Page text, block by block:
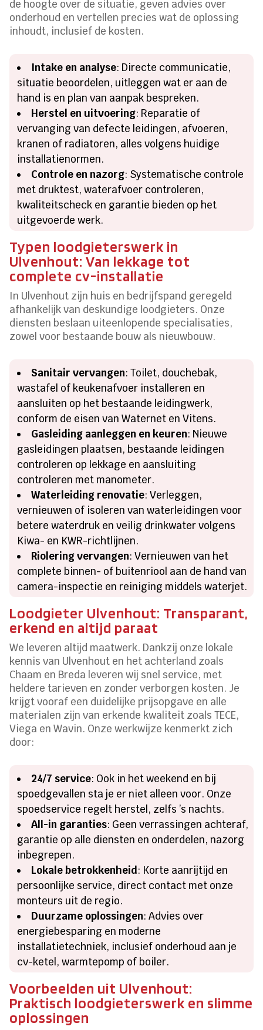
de hoogte over de situatie, geven advies over
onderhoud en vertellen precies wat de oplossing
inhoudt, inclusief de kosten.
Intake en analyse: Directe communicatie,
situatie beoordelen, uitleggen wat er aan de
hand is en plan van aanpak bespreken.
Herstel en uitvoering: Reparatie of
vervanging van defecte leidingen, afvoeren,
kranen of radiatoren, alles volgens huidige
installatienormen.
Controle en nazorg: Systematische controle
met druktest, waterafvoer controleren,
kwaliteitscheck en garantie bieden op het
uitgevoerde werk.
Typen loodgieterswerk in
Ulvenhout: Van lekkage tot
complete cv-installatie
In Ulvenhout zijn huis en bedrijfspand geregeld
afhankelijk van deskundige loodgieters. Onze
diensten beslaan uiteenlopende specialisaties,
zowel voor bestaande bouw als nieuwbouw.
Sanitair vervangen: Toilet, douchebak,
wastafel of keukenafvoer installeren en
aansluiten op het bestaande leidingwerk,
conform de eisen van Waternet en Vitens.
Gasleiding aanleggen en keuren: Nieuwe
gasleidingen plaatsen, bestaande leidingen
controleren op lekkage en aansluiting
controleren met manometer.
Waterleiding renovatie: Verleggen,
vernieuwen of isoleren van waterleidingen voor
betere waterdruk en veilig drinkwater volgens
Kiwa- en KWR-richtlijnen.
Riolering vervangen: Vernieuwen van het
complete binnen- of buitenriool aan de hand van
camera-inspectie en reiniging middels waterjet.
Loodgieter Ulvenhout: Transparant,
erkend en altijd paraat
We leveren altijd maatwerk. Dankzij onze lokale
kennis van Ulvenhout en het achterland zoals
Chaam en Breda leveren wij snel service, met
heldere tarieven en zonder verborgen kosten. Je
krijgt vooraf een duidelijke prijsopgave en alle
materialen zijn van erkende kwaliteit zoals TECE,
Viega en Wavin. Onze werkwijze kenmerkt zich
door:
24/7 service: Ook in het weekend en bij
spoedgevallen sta je er niet alleen voor. Onze
spoedservice regelt herstel, zelfs ’s nachts.
All-in garanties: Geen verrassingen achteraf,
garantie op alle diensten en onderdelen, nazorg
inbegrepen.
Lokale betrokkenheid: Korte aanrijtijd en
persoonlijke service, direct contact met onze
monteurs uit de regio.
Duurzame oplossingen: Advies over
energiebesparing en moderne
installatietechniek, inclusief onderhoud aan je
cv-ketel, warmtepomp of boiler.
Voorbeelden uit Ulvenhout:
Praktisch loodgieterswerk en slimme
oplossingen